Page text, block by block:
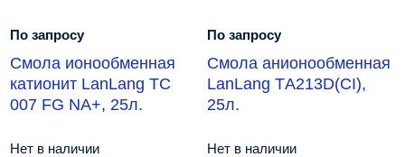
По запросу
Смола ионообменная
катионит LanLang TC
007 FG NA+, 25л.
Нет в наличии
По запросу
Смола анионообменная
LanLang ТA213D(CI),
25л.
Нет в наличии